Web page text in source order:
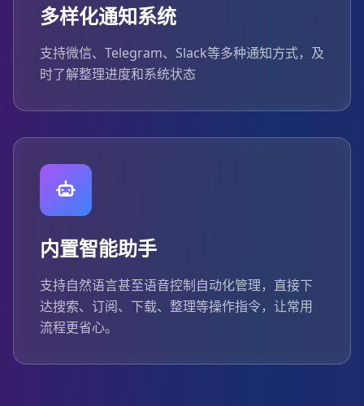
多样化通知系统
支持微信、Telegram、Slack等多种通知方式，及
时了解整理进度和系统状态
内置智能助手
支持自然语言甚至语音控制自动化管理，直接下
达搜索、订阅、下载、整理等操作指令，让常用
流程更省心。